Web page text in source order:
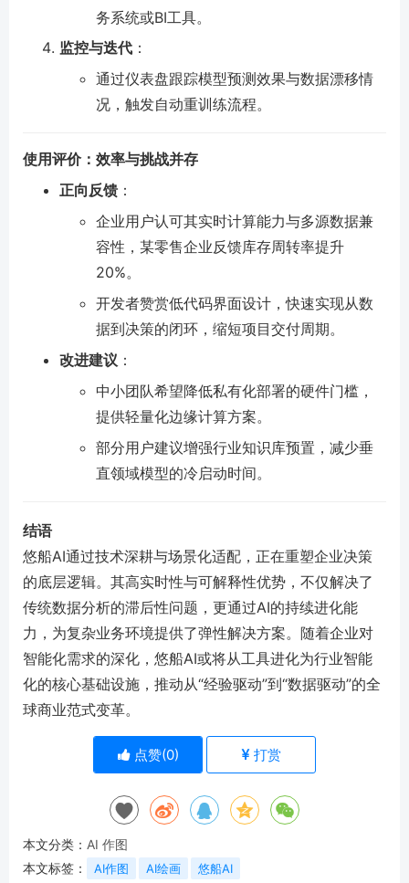
务系统或BI工具。
监控与迭代 ：
通过仪表盘跟踪模型预测效果与数据漂移情
况，触发自动重训练流程。
使用评价：效率与挑战并存
正向反馈 ：
企业用户认可其实时计算能力与多源数据兼
容性，某零售企业反馈库存周转率提升
20%。
开发者赞赏低代码界面设计，快速实现从数
据到决策的闭环，缩短项目交付周期。
改进建议 ：
中小团队希望降低私有化部署的硬件门槛，
提供轻量化边缘计算方案。
部分用户建议增强行业知识库预置，减少垂
直领域模型的冷启动时间。
结语
悠船AI通过技术深耕与场景化适配，正在重塑企业决策
的底层逻辑。其高实时性与可解释性优势，不仅解决了
传统数据分析的滞后性问题，更通过AI的持续进化能
力，为复杂业务环境提供了弹性解决方案。随着企业对
智能化需求的深化，悠船AI或将从工具进化为行业智能
化的核心基础设施，推动从“经验驱动”到“数据驱动”的全
球商业范式变革。
点赞(0) 打赏
本文分类： AI 作图
本文标签：
AI作图 AI绘画 悠船AI